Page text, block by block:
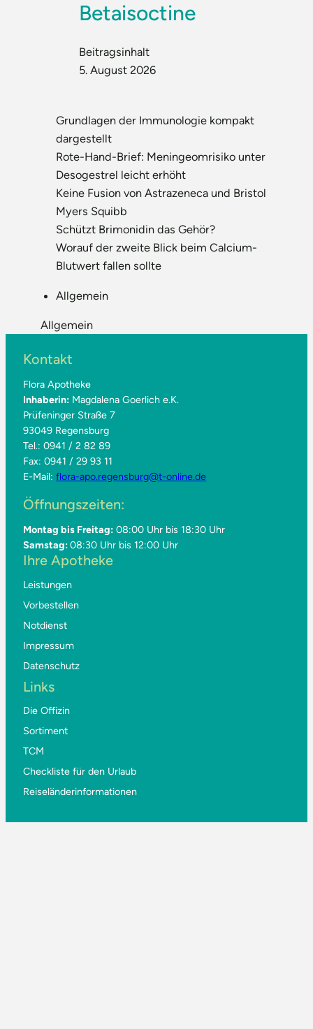
Betaisoctine
Beitragsinhalt
5. August 2026
Grundlagen der Immunologie kompakt
dargestellt
Rote-Hand-Brief: Meningeomrisiko unter
Desogestrel leicht erhöht
Keine Fusion von Astrazeneca und Bristol
Myers Squibb
Schützt Brimonidin das Gehör?
Worauf der zweite Blick beim Calcium-
Blutwert fallen sollte
Allgemein
Allgemein
Kontakt
Flora Apotheke
Inhaberin: Magdalena Goerlich e.K.
Prüfeninger Straße 7
93049 Regensburg
Tel.: 0941 / 2 82 89
Fax: 0941 / 29 93 11
E-Mail:flora-apo.regensburg@t-online.de
Öffnungszeiten:
Montag bis Freitag: 08:00 Uhr bis 18:30 Uhr
Samstag:08:30 Uhr bis 12:00 Uhr
Ihre Apotheke
Leistungen
Vorbestellen
Notdienst
Impressum
Datenschutz
Links
Die Offizin
Sortiment
TCM
Checkliste für den Urlaub
Reiseländerinformationen